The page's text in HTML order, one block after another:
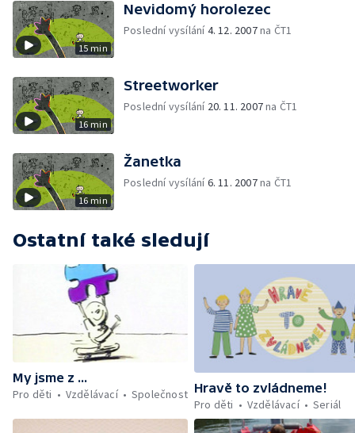
15 min
Nevidomý horolezec
Poslední vysílání4. 12. 2007na ČT1
16 min
Streetworker
Poslední vysílání 20. 11. 2007na ČT1
16 min
Žanetka
Poslední vysílání6. 11. 2007na ČT1
Ostatní také sledují
My jsme z ...
Pro děti
Vzdělávací Společnost Hravě to zvládneme!
Pro děti
Vzdělávací Seriál